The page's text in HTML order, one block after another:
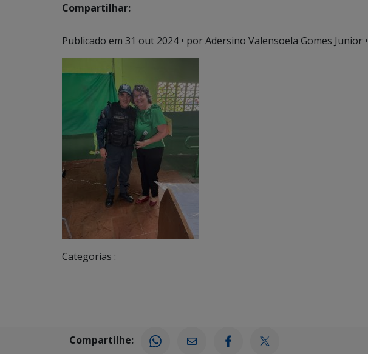
Compartilhar:
Publicado em 31 out 2024• por Adersino Valensoela Gomes Junior •
Categorias :
Compartilhe: